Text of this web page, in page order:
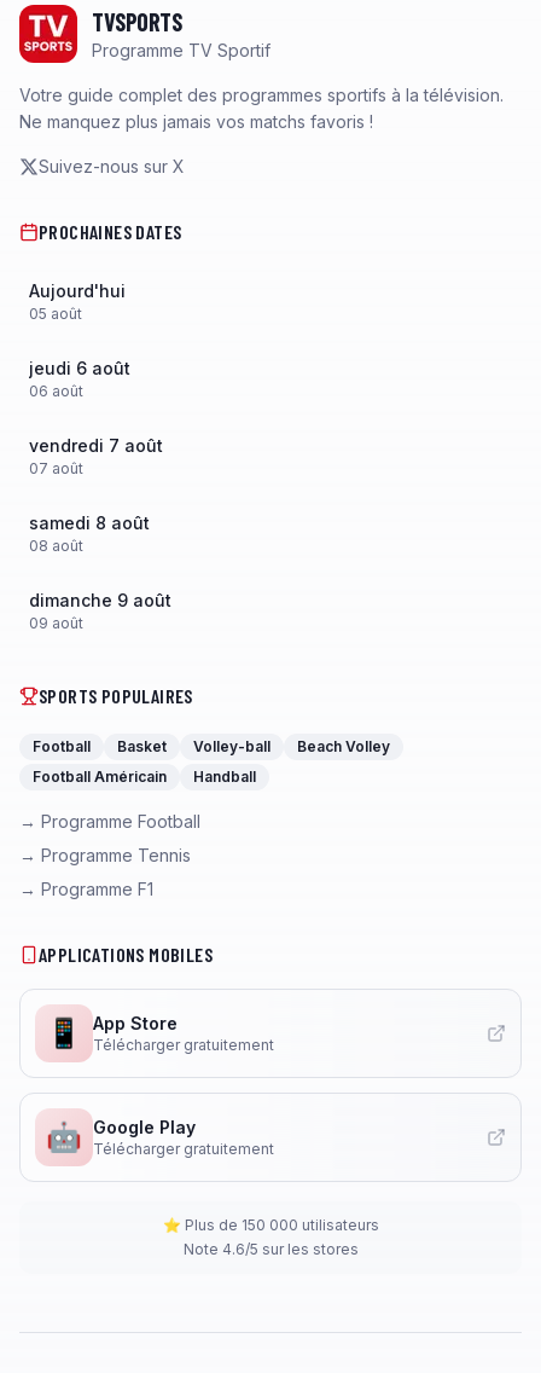
TVSPORTS
Programme TV Sportif
Votre guide complet des programmes sportifs à la télévision.
Ne manquez plus jamais vos matchs favoris !
Suivez-nous sur X
PROCHAINES DATES
Aujourd'hui
05 août
jeudi 6 août
06 août
vendredi 7 août
07 août
samedi 8 août
08 août
dimanche 9 août
09 août
SPORTS POPULAIRES
Football Basket Volley-ball
Beach Volley
Football Américain
Handball
→ Programme Football
→ Programme Tennis
→ Programme F1
APPLICATIONS MOBILES
📱 App Store
Télécharger gratuitement
🤖 Google Play
Télécharger gratuitement
⭐ Plus de 150 000 utilisateurs
Note 4.6/5 sur les stores